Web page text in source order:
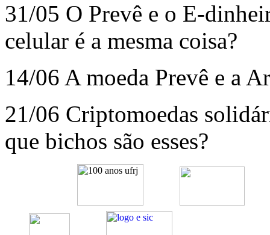
31/05 O Prevê e o E-
celular é a mesma coisa?
14/06 A moeda Prevê e a
21/06 Criptomoedas
que bichos são esses?